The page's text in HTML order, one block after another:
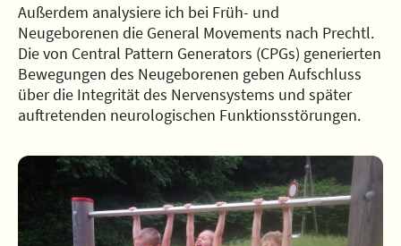
Außerdem analysiere ich bei Früh- und
Neugeborenen die General Movements nach Prechtl.
Die von Central Pattern Generators (CPGs) generierten
Bewegungen des Neugeborenen geben Aufschluss
über die Integrität des Nervensystems und später
auftretenden neurologischen Funktionsstörungen.